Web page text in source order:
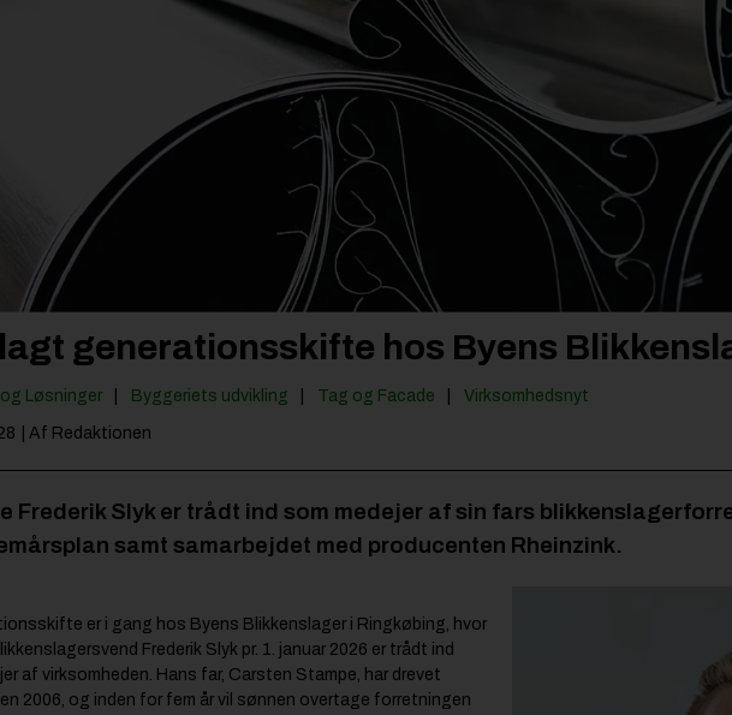
generationsskifte hos Byens
Løsninger Byggeriets udvikling Tag og Facade Virksomhedsnyt
| Af Redaktionen
Frederik Slyk er trådt ind som medejer af sin fars
samt samarbejdet med producenten Rheinzink.
er i gang hos Byens Blikkenslager i Ringkøbing, hvor
Frederik Slyk pr. 1. januar 2026 er trådt ind
af virksomheden. Hans far, Carsten Stampe, har drevet
2006, og inden for fem år vil sønnen overtage forretningen